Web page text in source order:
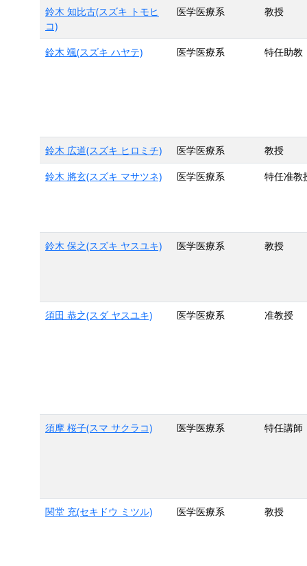
鈴木 知比古(スズキ トモヒ
コ)
医学医療系 教授
鈴木 颯(スズキ ハヤテ) 医学医療系 特任助教
鈴木 広道(スズキ ヒロミチ) 医学医療系
教授
鈴木 將玄(スズキ マサツネ)
医学医療系 特任准教
鈴木 保之(スズキ ヤスユキ) 医学医療系 教授
須田 恭之(スダ ヤスユキ) 医学医療系 准教授
須摩 桜子(スマ サクラコ) 医学医療系 特任講師
関堂 充(セキドウ ミツル) 医学医療系 教授